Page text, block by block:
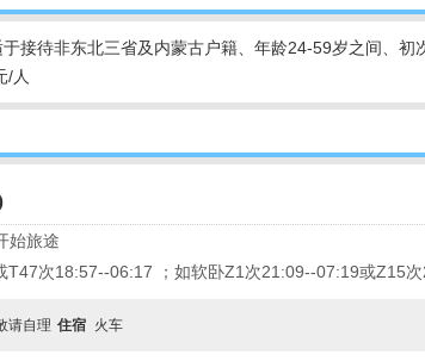
接待非东北三省及内蒙古户籍、年龄24-59岁之间、
/人
始旅途
T47次18:57--06:17 ；如软卧Z1次21:09--07:19或Z15
请自理 住宿 火车